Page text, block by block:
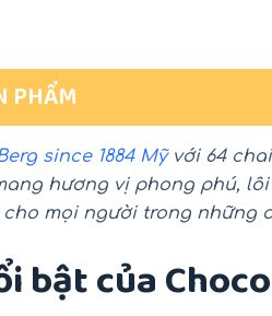
PHẨM
since 1884 Mỹvới 64
hương vị phong phú,
mọi người trong những
bật của